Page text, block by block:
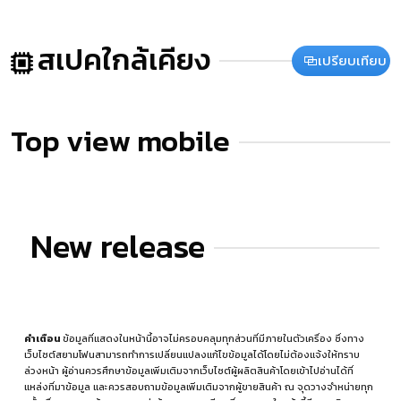
สเปคใกล้เคียง เปรียบเทียบ
Top view mobile
New release
คำเตือนข้อมูลที่แสดงในหน้านี้อาจไม่ครอบคลุมทุกส่วนที่มีภายในตัวเครื่อง ซึ่งทาง
เว็บไซต์สยามโฟนสามารถทำการเปลี่ยนแปลงแก้ไขข้อมูลได้โดยไม่ต้องแจ้งให้ทราบ
ล่วงหน้า ผู้อ่านควรศึกษาข้อมูลเพิ่มเติมจากเว็บไซต์ผู้ผลิตสินค้าโดยเข้าไปอ่านได้ที่
แหล่งที่มาข้อมูล และควรสอบถามข้อมูลเพิ่มเติมจากผู้ขายสินค้า ณ จุดวางจำหน่ายทุก